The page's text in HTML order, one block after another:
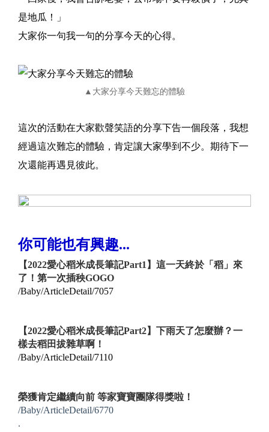
是地瓜！」
大家你一句我一句的分享今天的心得。
▲大家分享今天難忘的體驗
這次的活動在大家歡聲笑語的分享下告一個段落，我想
經過這次難忘的體驗，肯定讓大家學到不少。期待下一
次還能再遇見彼此。
你可能也有興趣...
【2022愛心稻米成長筆記Part1】這一天終於「稻」來
了！第一次插秧GOGO
/Baby/ArticleDetail/7057
【2022愛心稻米成長筆記Part2】下雨天了怎麼辦？一
樣去稻田拔雜草啊！
/Baby/ArticleDetail/7110
榮獲肯定繼續向前 等家寶寶團隊得獎啦！
/Baby/ArticleDetail/6770
.